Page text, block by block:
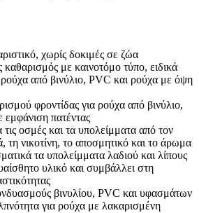
χωρίς δοκιμές σε ζώα
με καινοτόμο τύπο, ειδικά
ρούχα από βινύλιο, PVC και ρούχα με όψη
φροντίδας για ρούχα από βινύλιο,
πατέντας
τις οσμές και τα υπολείμματα από τον
τη νικοτίνη, το αποσμητικό και το άρωμα
τα υπολείμματα λαδιού και λίπους
υλικό και συμβάλλει στη
βινυλίου, PVC και υφασμάτων
για ρούχα με λακαρισμένη